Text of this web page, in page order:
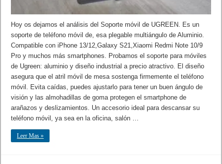
Hoy os dejamos el análisis del Soporte móvil de UGREEN. Es un
soporte de teléfono móvil de, esa plegable multiángulo de Aluminio.
Compatible con iPhone 13/12,Galaxy S21,Xiaomi Redmi Note 10/9
Pro y muchos más smartphones. Probamos el soporte para móviles
de Ugreen: aluminio y diseño industrial a precio atractivo. El diseño
asegura que el atril móvil de mesa sostenga firmemente el teléfono
móvil. Evita caídas, puedes ajustarlo para tener un buen ángulo de
visión y las almohadillas de goma protegen el smartphone de
arañazos y deslizamientos. Un accesorio ideal para descansar su
teléfono móvil, ya sea en la oficina, salón …
Leer Mas »